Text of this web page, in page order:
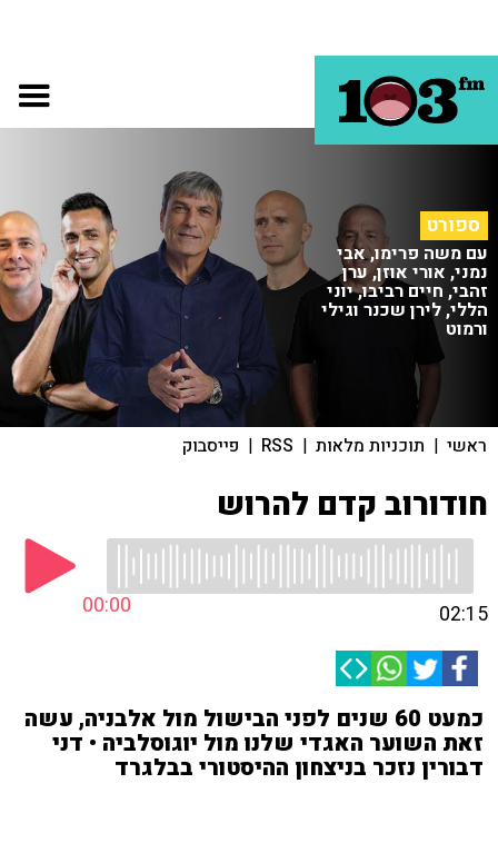
ספורט
עם משה פרימו, אבי
נמני, אורי אוזן, ערן
זהבי, חיים רביבו, יוני
הללי, לירן שכנר וגילי
ורמוט
ראשי | תוכניות מלאות |
RSS
| פייסבוק
חודורוב קדם להרוש
00:00 02:15
כמעט 60 שנים לפני הבישול מול אלבניה, עשה
זאת השוער האגדי שלנו מול יוגוסלביה • דני
דבורין נזכר בניצחון ההיסטורי בבלגרד